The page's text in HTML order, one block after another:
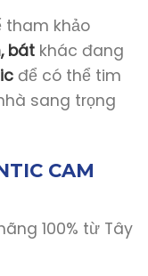
tham khảo
bát khác đang
để có thể tim
sang trọng
CAM
100% từ Tây